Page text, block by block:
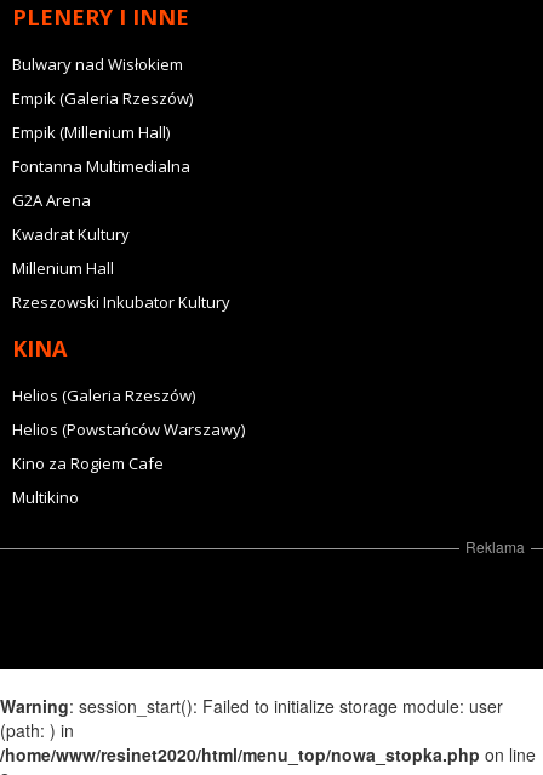
PLENERY I INNE
Bulwary nad Wisłokiem
Empik (Galeria Rzeszów)
Empik (Millenium Hall)
Fontanna Multimedialna
G2A Arena
Kwadrat Kultury
Millenium Hall
Rzeszowski Inkubator Kultury
KINA
Helios (Galeria Rzeszów)
Helios (Powstańców Warszawy)
Kino za Rogiem Cafe
Multikino
Reklama
Warning: session_start(): Failed to initialize storage module: user
(path: ) in
/home/www/resinet2020/html/menu_top/nowa_stopka.php on line